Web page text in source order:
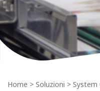
Home > Soluzioni > System